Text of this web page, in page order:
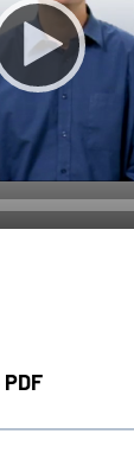
(DGS)
Kundenportal